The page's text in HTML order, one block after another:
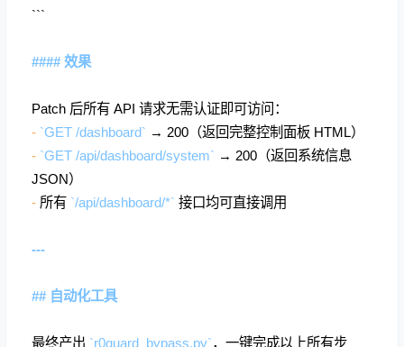
```
#### 效果
Patch 后所有 API 请求无需认证即可访问：
- `GET /dashboard` → 200（返回完整控制面板 HTML）
- `GET /api/dashboard/system` → 200（返回系统信息
JSON）
- 所有 `/api/dashboard/*` 接口均可直接调用
---
## 自动化工具
最终产出 `r0guard_bypass.py`，一键完成以上所有步